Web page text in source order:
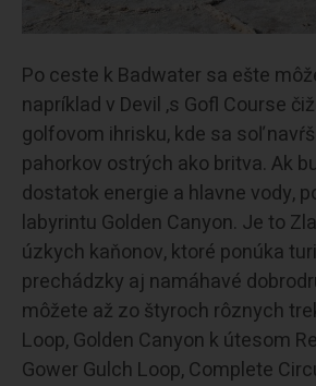
Po ceste k Badwater sa ešte
napríklad v Devil ‚s Gofl Course
golfovom ihrisku, kde sa soľ
pahorkov ostrých ako britva. Ak
dostatok energie a hlavne vody,
labyrintu Golden Canyon. Je to
úzkych kaňonov, ktoré ponúka
prechádzky aj namáhavé
môžete až zo štyroch rôznych
Loop, Golden Canyon k útesom
Gower Gulch Loop, Complete